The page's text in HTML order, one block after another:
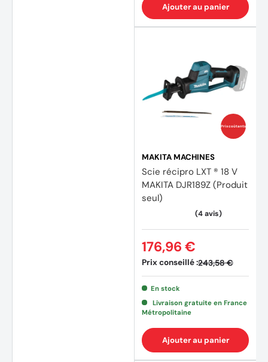
(3
Ajouter au panier
Prix coûtants
MAKITA MACHINES
Scie récipro LXT ® 18 V
MAKITA DJR189Z (Produit
seul)
Prix conseillé :243,58 €
176,96 €
En stock
Livraison gratuite en France
Métropolitaine
Ajouter au panier